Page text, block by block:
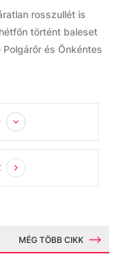
rosszullét is
történt baleset
és Önkéntes
MÉG TÖBB CIKK